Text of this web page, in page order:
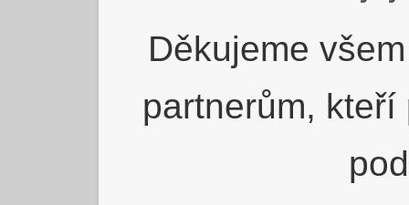
Děkujeme
partnerům,